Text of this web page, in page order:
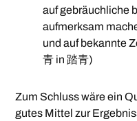
auf gebräuchliche
aufmerksam
und auf bekannte
青 in 踏青)
Zum Schluss wäre ein
gutes Mittel zur